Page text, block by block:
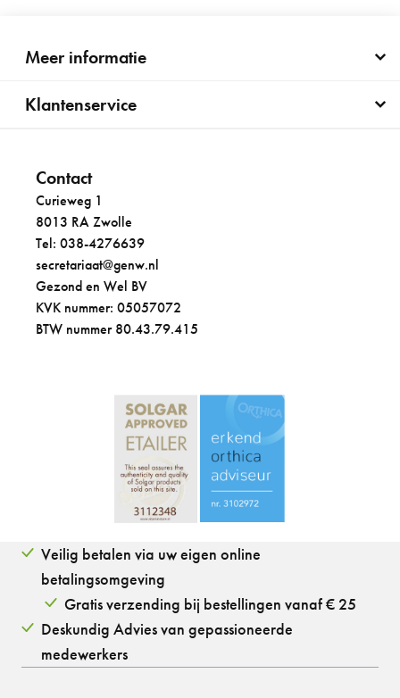
Meer informatie
Klantenservice
Contact
Curieweg 1
8013 RA Zwolle
Tel: 038-4276639
secretariaat@genw.nl
Gezond en Wel BV
KVK nummer: 05057072
BTW nummer 80.43.79.415
Veilig betalen via uw eigen online
betalingsomgeving
Gratis verzending bij bestellingen vanaf € 25
Deskundig Advies van gepassioneerde
medewerkers